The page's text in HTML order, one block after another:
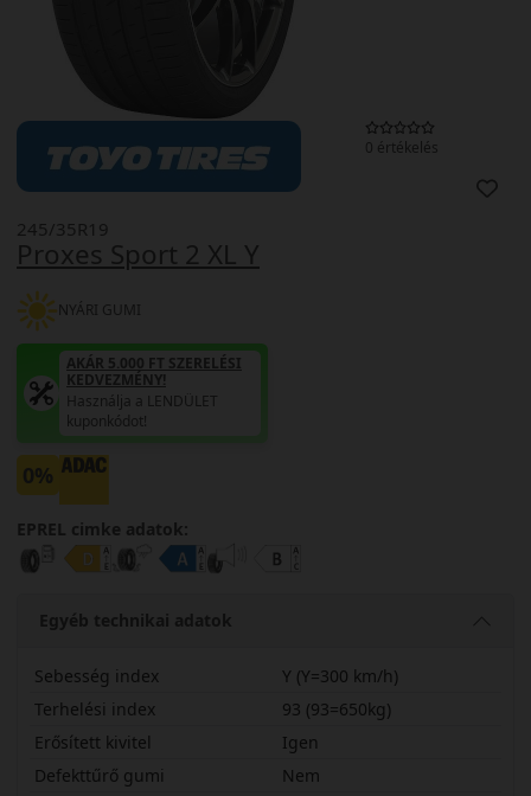
0 értékelés
Proxes Sport 2 XL Y
245/35R19
NYÁRI GUMI
AKÁR 5.000 FT SZERELÉSI
KEDVEZMÉNY!
Használja a LENDÜLET
kuponkódot!
0%
EPREL cimke adatok:
Egyéb technikai adatok
Sebesség index
Y (Y=300 km/h)
Terhelési index
93 (93=650kg)
Erősített kivitel
Igen
Defekttűrő gumi
Nem